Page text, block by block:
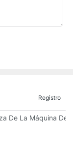
Registro
De La Máquina De